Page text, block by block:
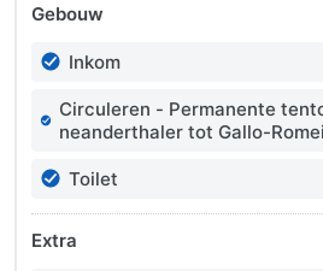
Gebouw
In orde:
Inkom
In orde:
Circuleren - Permanente
neanderthaler tot Gallo-
In orde:
Toilet
Extra